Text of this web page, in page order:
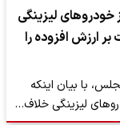
خودروهای لیزینگی
ارزش افزوده را
با بیان اینکه
لیزینگی خلاف…